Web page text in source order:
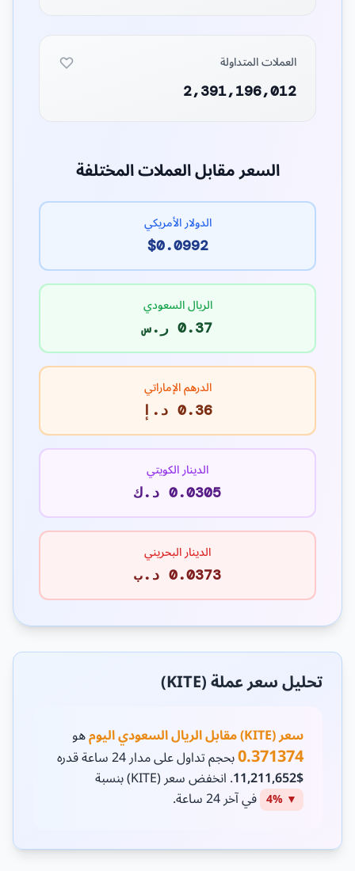
العملات المتداولة
2,391,196,012
السعر مقابل العملات المختلفة
الدولار الأمريكي
$0.0992
الريال السعودي
0.37 ر.س
الدرهم الإماراتي
0.36 د.إ
الدينار الكويتي
0.0305 د.ك
الدينار البحريني
0.0373 د.ب
تحليل سعر عملة (KITE)
سعر (KITE) مقابل الريال السعودي اليوم هو
0.371374بحجم تداول على مدار 24 ساعة قدره
$11,211,652 . انخفض سعر (KITE) بنسبة
▼ 4% في آخر 24 ساعة.